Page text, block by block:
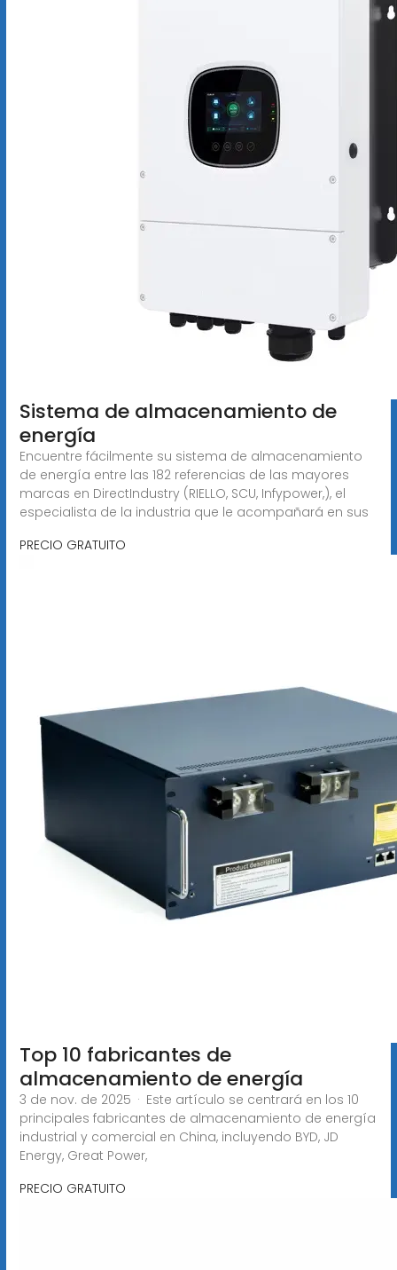
Sistema de almacenamiento de
energía
Encuentre fácilmente su sistema de almacenamiento
de energía entre las 182 referencias de las mayores
marcas en DirectIndustry (RIELLO, SCU, Infypower,), el
especialista de la industria que le acompañará en sus
PRECIO GRATUITO
Top 10 fabricantes de
almacenamiento de energía
3 de nov. de 2025 · Este artículo se centrará en los 10
principales fabricantes de almacenamiento de energía
industrial y comercial en China, incluyendo BYD, JD
Energy, Great Power,
PRECIO GRATUITO